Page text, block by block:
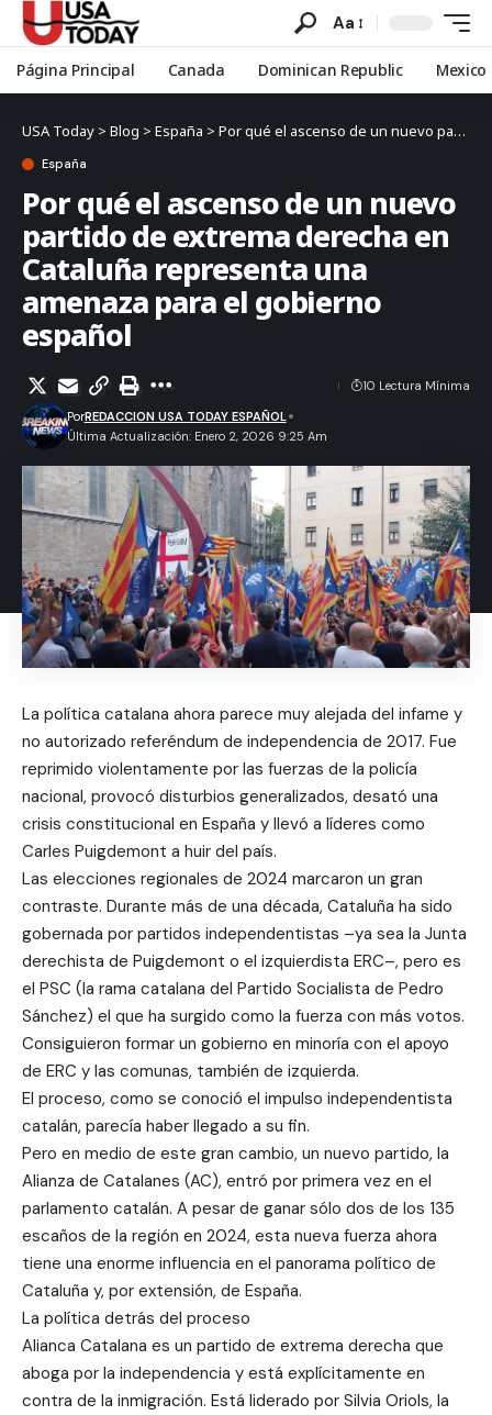
Aa
Página Principal Canada Dominican Republic Mexico
USA Today > Blog > España > Por qué el ascenso de un nuevo partido de extrema derecha en Cataluña representa una amenaza para el gobierno español
España
Por qué el ascenso de un nuevo
partido de extrema derecha en
Cataluña representa una
amenaza para el gobierno
español
Última Actualización: Enero 2, 2026 9:25 Am
PorREDACCION USA TODAY ESPAÑOL
10 Lectura Mínima
La política catalana ahora parece muy alejada del infame y
no autorizado referéndum de independencia de 2017. Fue
reprimido violentamente por las fuerzas de la policía
nacional, provocó disturbios generalizados, desató una
crisis constitucional en España y llevó a líderes como
Carles Puigdemont a huir del país.
Las elecciones regionales de 2024 marcaron un gran
contraste. Durante más de una década, Cataluña ha sido
gobernada por partidos independentistas –ya sea la Junta
derechista de Puigdemont o el izquierdista ERC–, pero es
el PSC (la rama catalana del Partido Socialista de Pedro
Sánchez) el que ha surgido como la fuerza con más votos.
Consiguieron formar un gobierno en minoría con el apoyo
de ERC y las comunas, también de izquierda.
El proceso, como se conoció el impulso independentista
catalán, parecía haber llegado a su fin.
Pero en medio de este gran cambio, un nuevo partido, la
Alianza de Catalanes (AC), entró por primera vez en el
parlamento catalán. A pesar de ganar sólo dos de los 135
escaños de la región en 2024, esta nueva fuerza ahora
tiene una enorme influencia en el panorama político de
Cataluña y, por extensión, de España.
La política detrás del proceso
Alianca Catalana es un partido de extrema derecha que
aboga por la independencia y está explícitamente en
contra de la inmigración. Está liderado por Silvia Oriols, la